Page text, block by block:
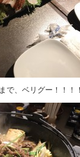
で、ベリグー！！！